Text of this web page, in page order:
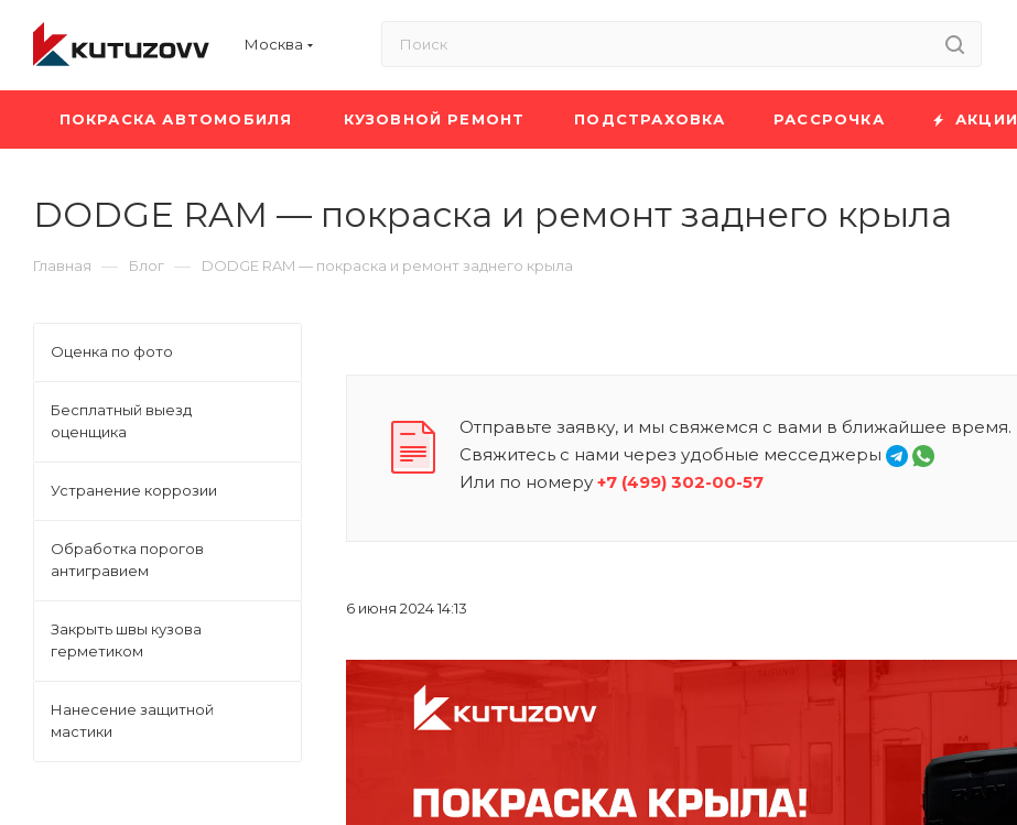
Москва
ПОКРАСКА АВТОМОБИЛЯ КУЗОВНОЙ РЕМОНТ ПОДСТРАХОВКА РАССРОЧКА АКЦИИ
DODGE RAM — покраска и ремонт заднего крыла
Главная — Блог — DODGE RAM — покраска и ремонт заднего крыла
Отправьте заявку, и мы свяжемся с вами в ближайшее время.
Свяжитесь с нами через удобные месседжеры
Или по номеру+7 (499) 302-00-57
6 июня 2024 14:13
Оценка по фото
Бесплатный выезд
оценщика
Устранение коррозии
Обработка порогов
антигравием
Закрыть швы кузова
герметиком
Нанесение защитной
мастики